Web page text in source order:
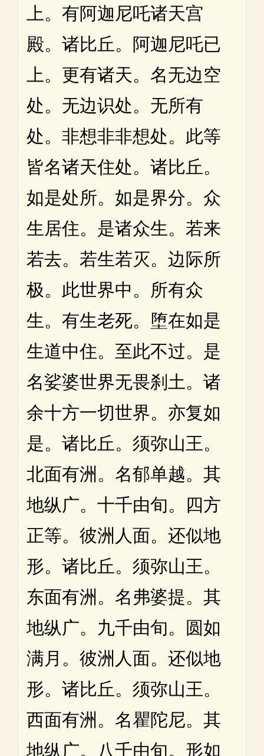
上。有阿迦尼吒诸天宫
殿。诸比丘。阿迦尼吒已
上。更有诸天。名无边空
处。无边识处。无所有
处。非想非非想处。此等
皆名诸天住处。诸比丘。
如是处所。如是界分。众
生居住。是诸众生。若来
若去。若生若灭。边际所
极。此世界中。所有众
生。有生老死。堕在如是
生道中住。至此不过。是
名娑婆世界无畏刹土。诸
余十方一切世界。亦复如
是。诸比丘。须弥山王。
北面有洲。名郁单越。其
地纵广。十千由旬。四方
正等。彼洲人面。还似地
形。诸比丘。须弥山王。
东面有洲。名弗婆提。其
地纵广。九千由旬。圆如
满月。彼洲人面。还似地
形。诸比丘。须弥山王。
西面有洲。名瞿陀尼。其
地纵广。八千由旬。形如